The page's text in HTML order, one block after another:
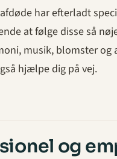
har efterladt
at følge disse så
musik, blomster og
hjælpe dig på vej.
og